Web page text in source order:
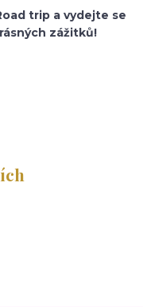
trip a vydejte se
zážitků!